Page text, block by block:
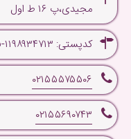
مجیدی،پ ۱۶ ط اول
کدپستی: ۱۱۹۸۹۳۴۷۱۳-فروش آنلاین و حضوری
۰۲۱۵۵۵۷۵۵۰۶
۰۲۱۵۵۶۹۰۷۴۳